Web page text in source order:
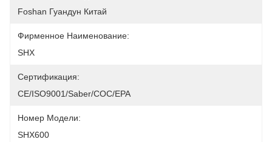
Foshan Гуандун Китай
Фирменное Наименование:
SHX
Сертификация:
CE/ISO9001/Saber/COC/EPA
Номер Модели:
SHX600